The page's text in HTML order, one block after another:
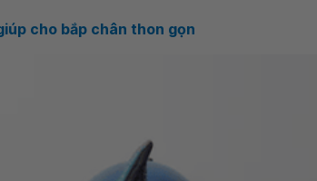
cho bắp chân thon gọn